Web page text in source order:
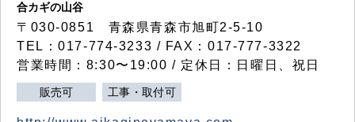
合カギの山谷
〒030-0851 青森県青森市旭町2-5-10
TEL：017-774-3233 / FAX：017-777-3322
営業時間：8:30〜19:00 / 定休日：日曜日、祝日
販売可 工事・取付可